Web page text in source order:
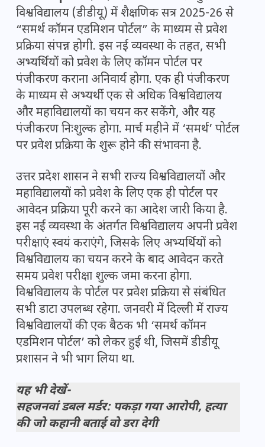
विश्वविद्यालय (डीडीयू) में शैक्षणिक सत्र 2025-26 से
“समर्थ कॉमन एडमिशन पोर्टल” के माध्यम से प्रवेश
प्रक्रिया संपन्न होगी. इस नई व्यवस्था के तहत, सभी
अभ्यर्थियों को प्रवेश के लिए कॉमन पोर्टल पर
पंजीकरण कराना अनिवार्य होगा. एक ही पंजीकरण
के माध्यम से अभ्यर्थी एक से अधिक विश्वविद्यालय
और महाविद्यालयों का चयन कर सकेंगे, और यह
पंजीकरण निःशुल्क होगा. मार्च महीने में ‘समर्थ’ पोर्टल
पर प्रवेश प्रक्रिया के शुरू होने की संभावना है.
उत्तर प्रदेश शासन ने सभी राज्य विश्वविद्यालयों और
महाविद्यालयों को प्रवेश के लिए एक ही पोर्टल पर
आवेदन प्रक्रिया पूरी करने का आदेश जारी किया है.
इस नई व्यवस्था के अंतर्गत विश्वविद्यालय अपनी प्रवेश
परीक्षाएं स्वयं कराएंगे, जिसके लिए अभ्यर्थियों को
विश्वविद्यालय का चयन करने के बाद आवेदन करते
समय प्रवेश परीक्षा शुल्क जमा करना होगा.
विश्वविद्यालय के पोर्टल पर प्रवेश प्रक्रिया से संबंधित
सभी डाटा उपलब्ध रहेगा. जनवरी में दिल्ली में राज्य
विश्वविद्यालयों की एक बैठक भी ‘समर्थ कॉमन
एडमिशन पोर्टल’ को लेकर हुई थी, जिसमें डीडीयू
प्रशासन ने भी भाग लिया था.
यह भी देखें-
सहजनवां डबल मर्डर: पकड़ा गया आरोपी, हत्या
की जो कहानी बताई वो डरा देगी